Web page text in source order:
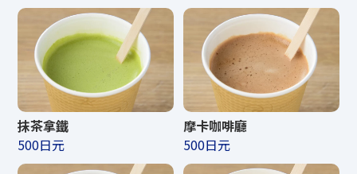
抹茶拿鐵
500日元
摩卡咖啡廳
500日元
*營業時間及營業時間可能會有所變更。
可以使用以下信用卡和電子貨幣
支付車票。
捲動